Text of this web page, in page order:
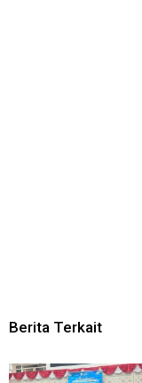
Berita Terkait